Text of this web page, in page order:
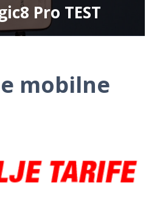
Pro TEST
mobilne